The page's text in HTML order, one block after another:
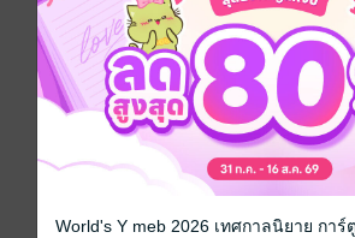
วันที่วางขาย
ความยาว
ราคาปก
ฉบับย้อนหลัง
World's Y meb 2026 เทศกาลนิยาย กา